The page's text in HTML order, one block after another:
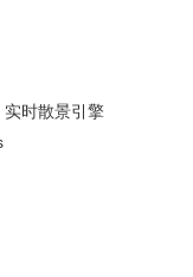
时散景引擎